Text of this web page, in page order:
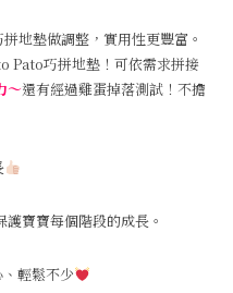
地墊做調整，實用性更豐富。
Pato巧拼地墊！可依需求拼接
～還有經過雞蛋掉落測試！不擔
寶寶每個階段的成長。
輕鬆不少